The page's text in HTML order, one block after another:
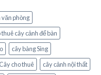
văn phòng
thuê cây cảnh để bàn
cây bàng Sing
Cây cho thuê
cây cảnh nội thất